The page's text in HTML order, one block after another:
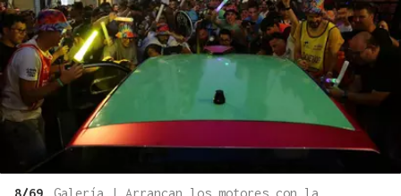
8/69
Galería | Arrancan los motores con la